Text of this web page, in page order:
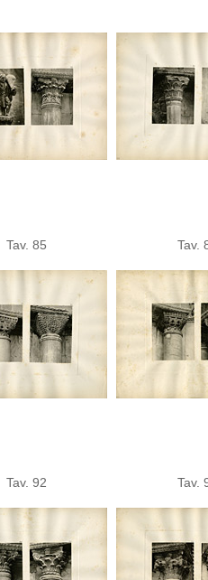
Tav. 85 Tav.
Tav. 92 Tav.